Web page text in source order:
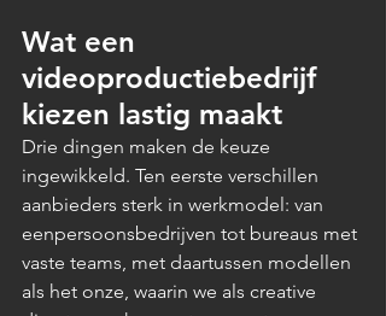
Wat een
videoproductiebedrijf
kiezen lastig maakt
Drie dingen maken de keuze
ingewikkeld. Ten eerste verschillen
aanbieders sterk in werkmodel: van
eenpersoonsbedrijven tot bureaus met
vaste teams, met daartussen modellen
als het onze, waarin we als creative